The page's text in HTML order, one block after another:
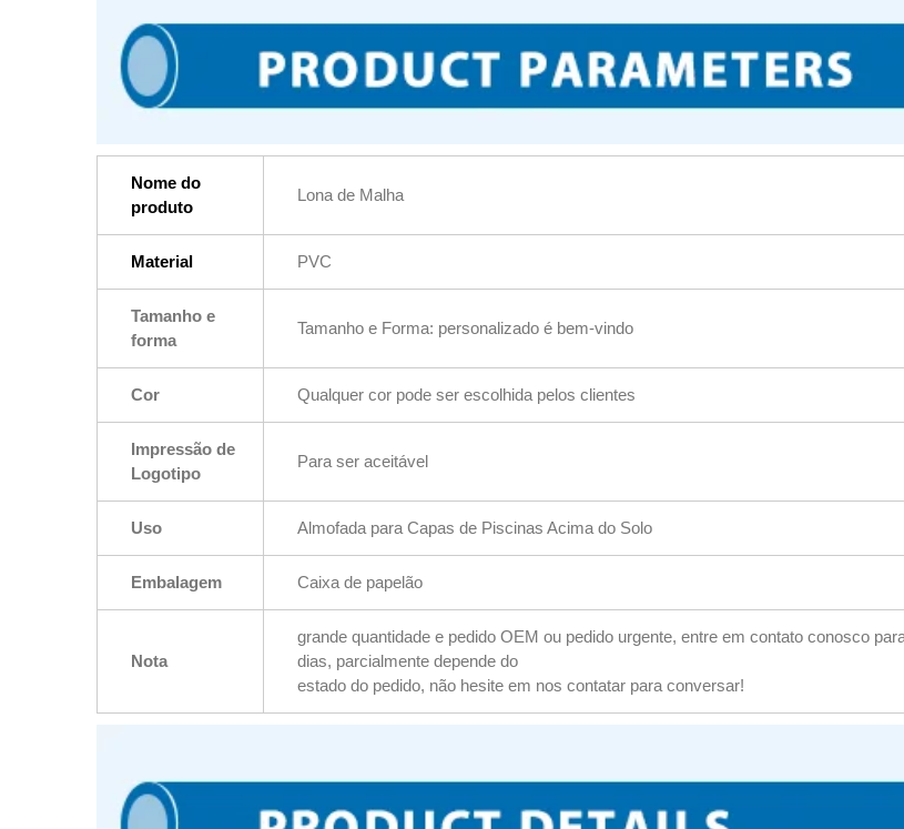
Nome do
produto
Lona de Malha
Material PVC
Tamanho e
forma
Tamanho e Forma: personalizado é bem-vindo
Cor Qualquer cor pode ser escolhida pelos clientes
Impressão de
Logotipo
Para ser aceitável
Uso Almofada para Capas de Piscinas Acima do Solo
Embalagem Caixa de papelão
Nota
grande quantidade e pedido OEM ou pedido urgente, entre em contato conosco
dias, parcialmente depende do
estado do pedido, não hesite em nos contatar para conversar!